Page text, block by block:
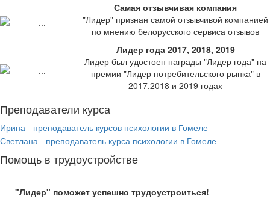
Самая отзывчивая компания
"Лидер" признан самой отзывчивой компанией
по мнению белорусского сервиса отзывов
Лидер года 2017, 2018, 2019
Лидер был удостоен награды "Лидер года" на
премии "Лидер потребительского рынка" в
2017,2018 и 2019 годах
Преподаватели курса
Ирина - преподаватель курсов психологии в Гомеле
Светлана - преподаватель курса психологии в Гомеле
Помощь в трудоустройстве
"Лидер" поможет успешно трудоустроиться!